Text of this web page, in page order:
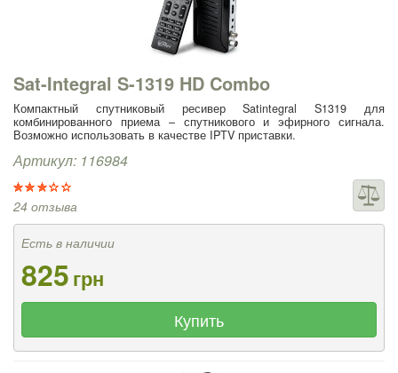
Sat-Integral S-1319 HD Combo
Компактный спутниковый ресивер Satintegral S1319 для
комбинированного приема – спутникового и эфирного сигнала.
Возможно использовать в качестве IPTV приставки.
Артикул: 116984
24 отзыва
Есть в наличии
825грн
Купить